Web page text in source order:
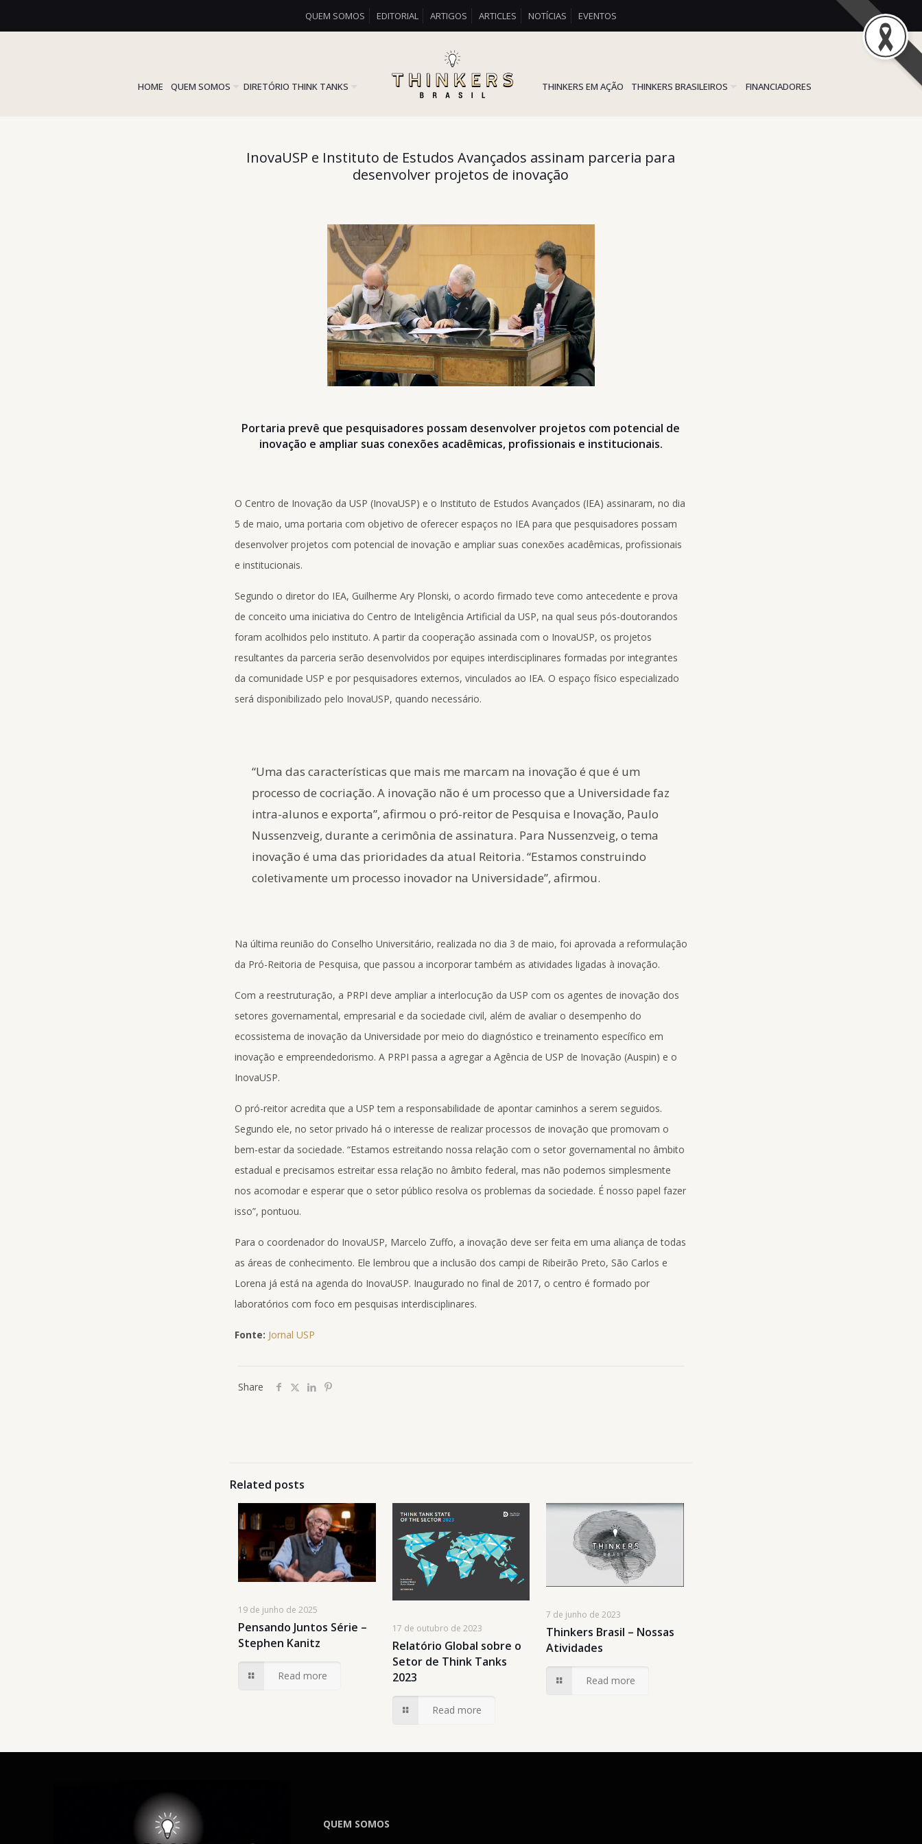
QUEM SOMOS EDITORIAL ARTIGOS ARTICLES NOTÍCIAS EVENTOS
HOME QUEM SOMOS DIRETÓRIO THINK TANKS THINKERS EM AÇÃO THINKERS BRASILEIROS FINANCIADORES
InovaUSP e Instituto de Estudos Avançados assinam parceria para
desenvolver projetos de inovação
Portaria prevê que pesquisadores possam desenvolver projetos com potencial de
inovação e ampliar suas conexões acadêmicas, profissionais e institucionais.
O Centro de Inovação da USP (InovaUSP) e o Instituto de Estudos Avançados (IEA) assinaram, no dia
5 de maio, uma portaria com objetivo de oferecer espaços no IEA para que pesquisadores possam
desenvolver projetos com potencial de inovação e ampliar suas conexões acadêmicas, profissionais
e institucionais.
Segundo o diretor do IEA, Guilherme Ary Plonski, o acordo firmado teve como antecedente e prova
de conceito uma iniciativa do Centro de Inteligência Artificial da USP, na qual seus pós-doutorandos
foram acolhidos pelo instituto. A partir da cooperação assinada com o InovaUSP, os projetos
resultantes da parceria serão desenvolvidos por equipes interdisciplinares formadas por integrantes
da comunidade USP e por pesquisadores externos, vinculados ao IEA. O espaço físico especializado
será disponibilizado pelo InovaUSP, quando necessário.
“Uma das características que mais me marcam na inovação é que é um
processo de cocriação. A inovação não é um processo que a Universidade faz
intra-alunos e exporta”, afirmou o pró-reitor de Pesquisa e Inovação, Paulo
Nussenzveig, durante a cerimônia de assinatura. Para Nussenzveig, o tema
inovação é uma das prioridades da atual Reitoria. “Estamos construindo
coletivamente um processo inovador na Universidade”, afirmou.
Na última reunião do Conselho Universitário, realizada no dia 3 de maio, foi aprovada a reformulação
da Pró-Reitoria de Pesquisa, que passou a incorporar também as atividades ligadas à inovação.
Com a reestruturação, a PRPI deve ampliar a interlocução da USP com os agentes de inovação dos
setores governamental, empresarial e da sociedade civil, além de avaliar o desempenho do
ecossistema de inovação da Universidade por meio do diagnóstico e treinamento específico em
inovação e empreendedorismo. A PRPI passa a agregar a Agência de USP de Inovação (Auspin) e o
InovaUSP.
O pró-reitor acredita que a USP tem a responsabilidade de apontar caminhos a serem seguidos.
Segundo ele, no setor privado há o interesse de realizar processos de inovação que promovam o
bem-estar da sociedade. “Estamos estreitando nossa relação com o setor governamental no âmbito
estadual e precisamos estreitar essa relação no âmbito federal, mas não podemos simplesmente
nos acomodar e esperar que o setor público resolva os problemas da sociedade. É nosso papel fazer
isso”, pontuou.
Para o coordenador do InovaUSP, Marcelo Zuffo, a inovação deve ser feita em uma aliança de todas
as áreas de conhecimento. Ele lembrou que a inclusão dos campi de Ribeirão Preto, São Carlos e
Lorena já está na agenda do InovaUSP. Inaugurado no final de 2017, o centro é formado por
laboratórios com foco em pesquisas interdisciplinares.
Fonte: Jornal USP
Share
Related posts
19 de junho de 2025
Pensando Juntos Série –
Stephen Kanitz
Read more
17 de outubro de 2023
Relatório Global sobre o
Setor de Think Tanks
2023
Read more
7 de junho de 2023
Thinkers Brasil – Nossas
Atividades
Read more
QUEM SOMOS